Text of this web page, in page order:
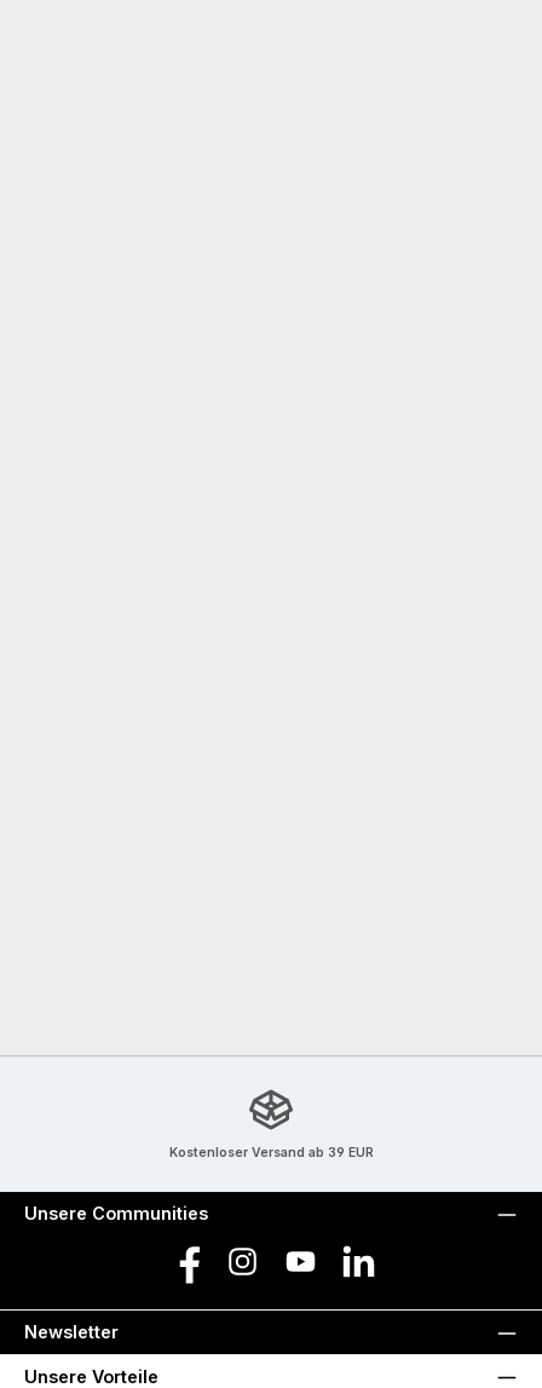
Kostenloser Versand ab 39 EUR
Unsere Communities
Facebook Instagram YouTube LinkedIn
Newsletter
Unsere Vorteile